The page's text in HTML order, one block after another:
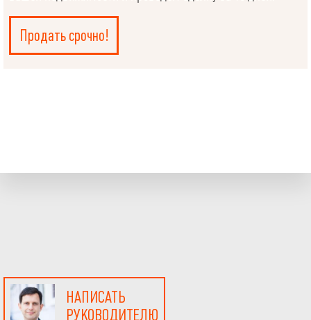
Продать срочно!
НАПИСАТЬ
РУКОВОДИТЕЛЮ